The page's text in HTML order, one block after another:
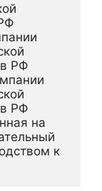
РФ
РФ
на
к